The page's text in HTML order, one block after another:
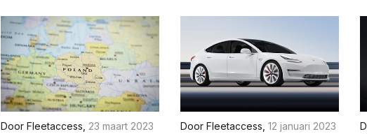
Door Fleetaccess 23 maart 2023 Door Fleetaccess 12 januari 2023